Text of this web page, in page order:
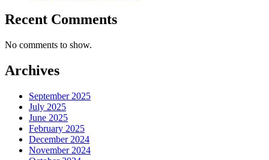
Recent Comments
No comments to show.
Archives
September 2025
July 2025
June 2025
February 2025
December 2024
November 2024